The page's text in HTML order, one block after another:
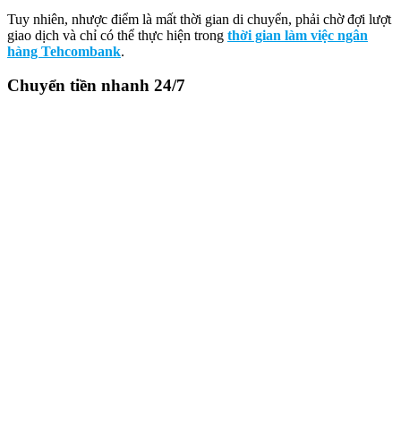
Tuy nhiên, nhược điểm là mất thời gian di chuyển, phải chờ đợi lượt
giao dịch và chỉ có thể thực hiện trong thời gian làm việc ngân
hàng Tehcombank.
Chuyển tiền nhanh 24/7